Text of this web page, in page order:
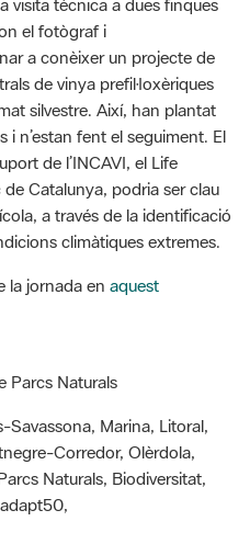
silvestre. Així, han plantat
n’estan fent el seguiment. El
de l’INCAVI, el Life
Catalunya, podria ser clau
a través de la identificació
climàtiques extremes.
la jornada en aquest
Naturals
Savassona, Marina, Litoral,
Corredor, Olèrdola,